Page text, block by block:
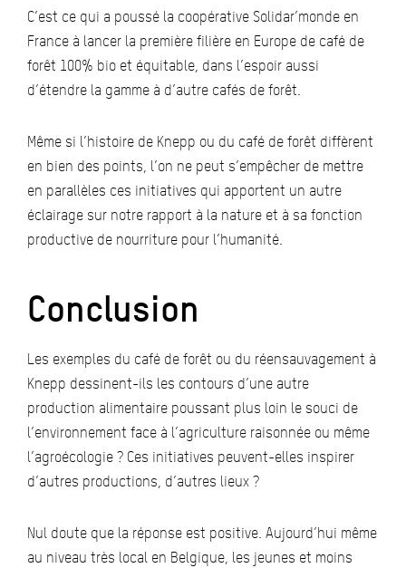
C’est ce qui a poussé la coopérative Solidar’monde en
France à lancer la première filière en Europe de café de
forêt 100% bio et équitable, dans l’espoir aussi
d’étendre la gamme à d’autre cafés de forêt.
Même si l’histoire de Knepp ou du café de forêt diffèrent
en bien des points, l’on ne peut s’empêcher de mettre
en parallèles ces initiatives qui apportent un autre
éclairage sur notre rapport à la nature et à sa fonction
productive de nourriture pour l’humanité.
Conclusion
Les exemples du café de forêt ou du réensauvagement à
Knepp dessinent-ils les contours d’une autre
production alimentaire poussant plus loin le souci de
l’environnement face à l’agriculture raisonnée ou même
l’agroécologie ? Ces initiatives peuvent-elles inspirer
d’autres productions, d’autres lieux ?
Nul doute que la réponse est positive. Aujourd’hui même
au niveau très local en Belgique, les jeunes et moins